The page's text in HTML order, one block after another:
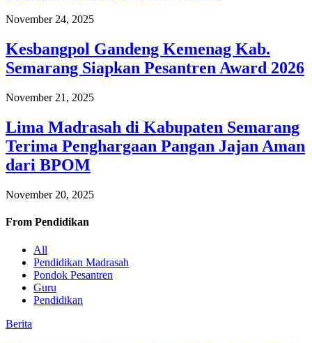
November 24, 2025
Kesbangpol Gandeng Kemenag Kab.
Semarang Siapkan Pesantren Award 2026
November 21, 2025
Lima Madrasah di Kabupaten Semarang
Terima Penghargaan Pangan Jajan Aman
dari BPOM
November 20, 2025
From Pendidikan
All
Pendidikan Madrasah
Pondok Pesantren
Guru
Pendidikan
Berita